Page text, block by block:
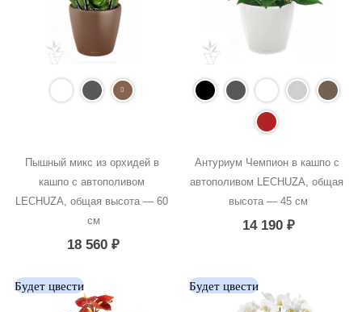
Пышный микс из орхидей в
кашпо с автополивом
LECHUZA, общая высота — 60
см
18 560₽
Антуриум Чемпион в кашпо с
автополивом LECHUZA, общая
высота — 45 см
14 190 ₽
Будет цвести Будет цвести